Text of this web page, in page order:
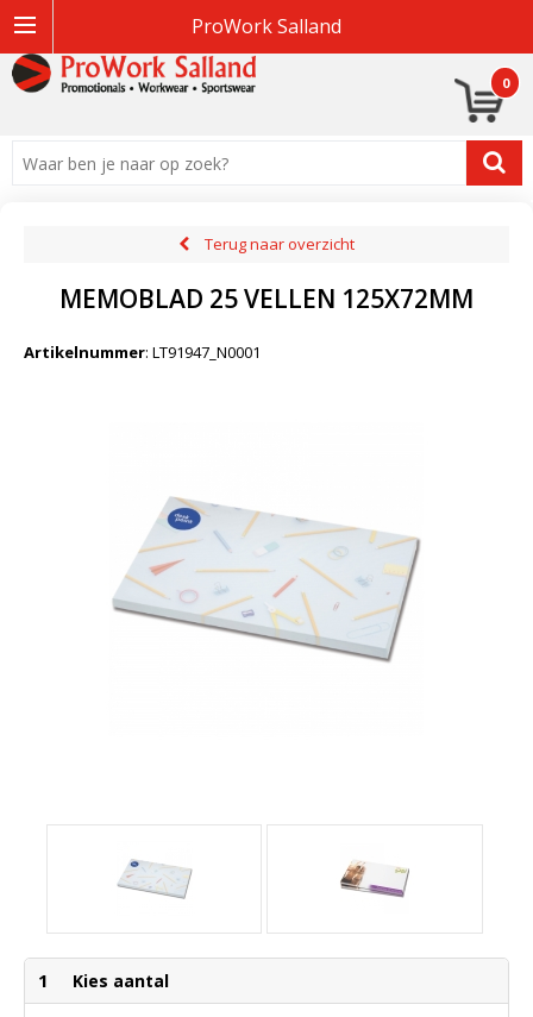
ProWork Salland
0
Terug naar overzicht
MEMOBLAD 25 VELLEN 125X72MM
Artikelnummer: LT91947_N0001
1 Kies aantal